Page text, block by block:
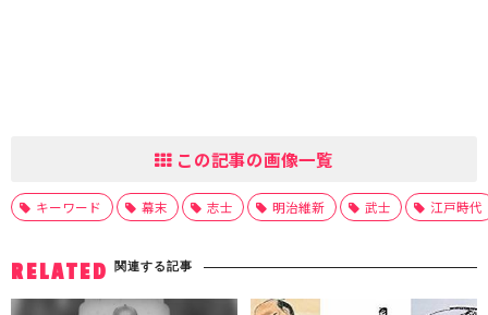
この記事の画像一覧
キーワード 幕末 志士 明治維新 武士 江戸時代
RELATED 関連する記事